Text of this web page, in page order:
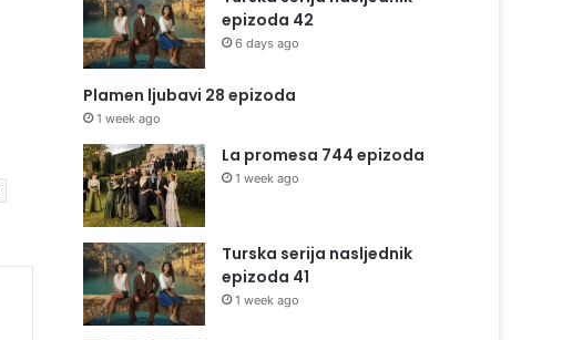
epizoda 42
6 days ago
Plamen ljubavi 28 epizoda
1 week ago
La promesa 744 epizoda
1 week ago
Turska serija nasljednik
epizoda 41
1 week ago